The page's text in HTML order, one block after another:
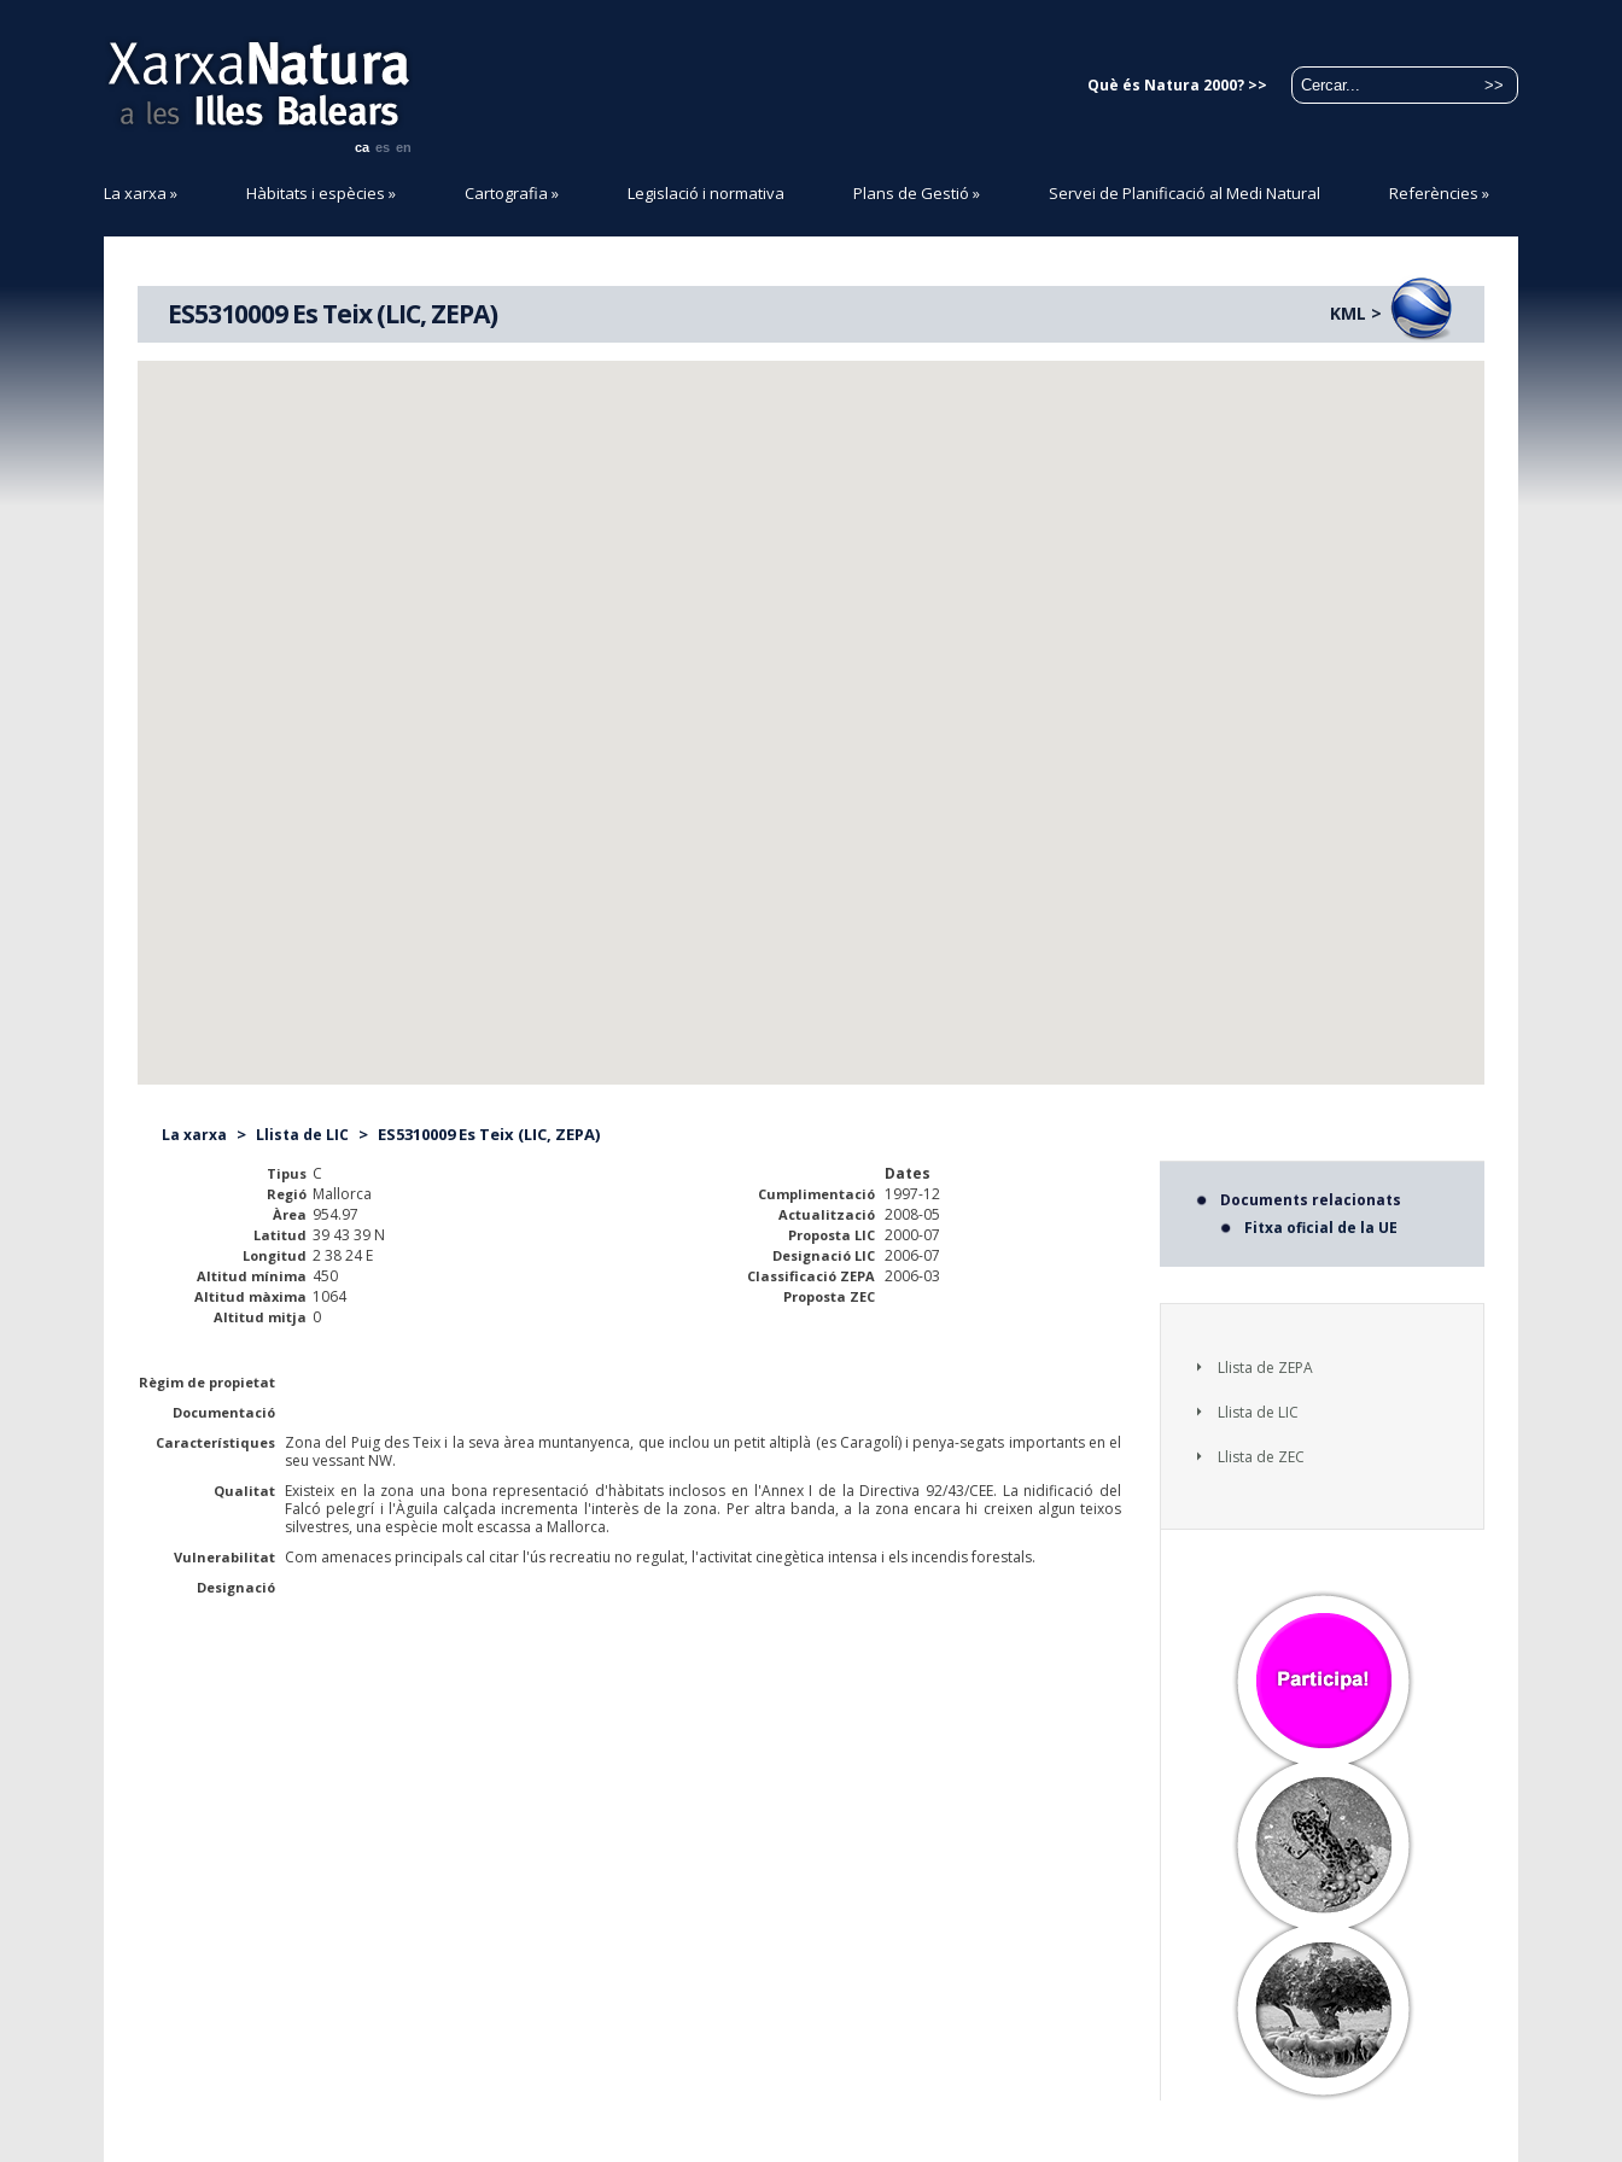
ca es en
Què és Natura 2000? >>
La xarxa » Hàbitats i espècies » Cartografia » Legislació i normativa Plans de Gestió » Servei de Planificació al Medi Natural Referències »
ES5310009 Es Teix (LIC, ZEPA) KML >
La xarxa > Llista de LIC > ES5310009 Es Teix (LIC, ZEPA)
Tipus C
Regió Mallorca
Àrea 954.97
Latitud 39 43 39 N
Longitud 2 38 24 E
Altitud mínima 450
Altitud màxima 1064
Altitud mitja 0
Dates
Cumplimentació 1997-12
Actualització 2008-05
Proposta LIC 2000-07
Designació LIC 2006-07
Classificació ZEPA 2006-03
Proposta ZEC
Règim de propietat
Documentació
Característiques Zona del Puig des Teix i la seva àrea muntanyenca, que inclou un petit altiplà (es Caragolí) i penya-segats importants en el
seu vessant NW.
Qualitat Existeix en la zona una bona representació d'hàbitats inclosos en l'Annex I de la Directiva 92/43/CEE. La nidificació del
Falcó pelegrí i l'Àguila calçada incrementa l'interès de la zona. Per altra banda, a la zona encara hi creixen algun teixos
silvestres, una espècie molt escassa a Mallorca.
Vulnerabilitat Com amenaces principals cal citar l'ús recreatiu no regulat, l'activitat cinegètica intensa i els incendis forestals.
Designació
Documents relacionats
Fitxa oficial de la UE
Llista de ZEPA
Llista de LIC
Llista de ZEC